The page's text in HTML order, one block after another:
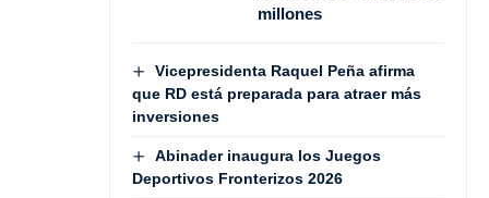
millones
Vicepresidenta Raquel Peña afirma
que RD está preparada para atraer más
inversiones
Abinader inaugura los Juegos
Deportivos Fronterizos 2026